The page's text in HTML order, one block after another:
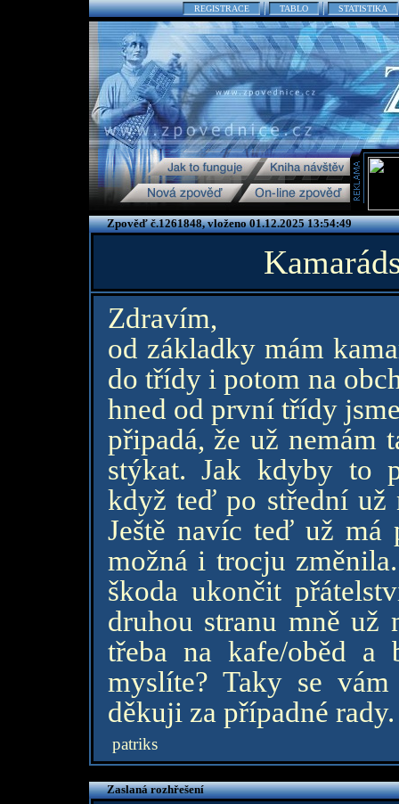
REGISTRACE TABLO STATISTIKA
Zpověď č.1261848, vloženo 01.12.2025 13:54:49
Zdravím,
od základky mám
do třídy i potom na
hned od první třídy
připadá, že už nemám
stýkat. Jak kdyby to
když teď po střední už
Ještě navíc teď už má
možná i trocju
škoda ukončit
druhou stranu mně už
třeba na kafe/oběd
myslíte? Taky se
děkuji za případné rady.
patriks
Zaslaná rozhřešení